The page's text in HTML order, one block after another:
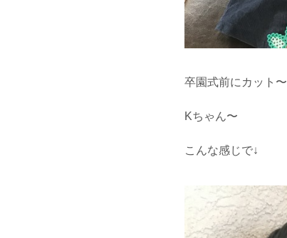
卒園式前にカット〜
Kちゃん〜
こんな感じで↓